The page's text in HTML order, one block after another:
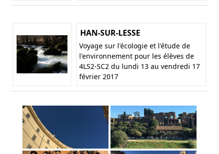
HAN-SUR-LESSE
Voyage sur l'écologie et l'étude de
l'environnement pour les élèves de
4LS2-SC2 du lundi 13 au vendredi 17
février 2017